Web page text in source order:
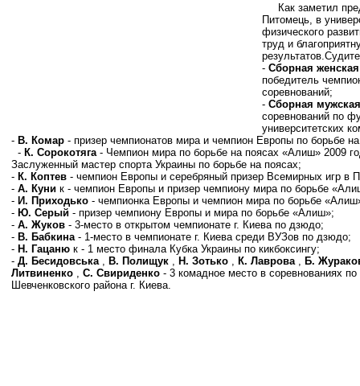
Как заметил
Питомець, в
физического
труд и
результатов.
- Сборная
победитель
соревнований;
- Сборная
соревнований по
университетских
- В. Комар - призер чемпионатов мира и чемпион Европы по борьбе
- К. Сорокотяга - Чемпион мира по борьбе на поясах «Алиш» 2009
Заслуженный мастер спорта Украины по борьбе на поясах;
- К. Коптев - чемпион Европы и серебряный призер Всемирных игр в
- А. Куни к - чемпион Европы и призер чемпиону мира по борьбе
- И. Приходько - чемпионка Европы и чемпион мира по борьбе
- Ю. Серый - призер чемпиону Европы и мира по борьбе «Алиш»;
- А. Жуков - 3-место в открытом чемпионате г. Киева по дзюдо;
- В. Бабкина - 1-место в чемпионате г. Киева среди ВУЗов по дзюдо;
- Н. Гацаню к - 1 место финала Кубка Украины по кикбоксингу;
- Д. Бесидовська В. Полищук Н. Зотько К. Лаврова
Б.
Литвиненко
С. Свириденко - 3 комадное место в соревнованиях
Шевченковского района г. Киева.